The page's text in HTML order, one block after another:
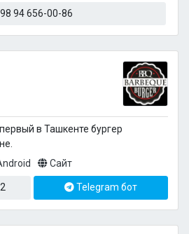
94 656-00-86
в Ташкенте бургер
Сайт
Telegram бот